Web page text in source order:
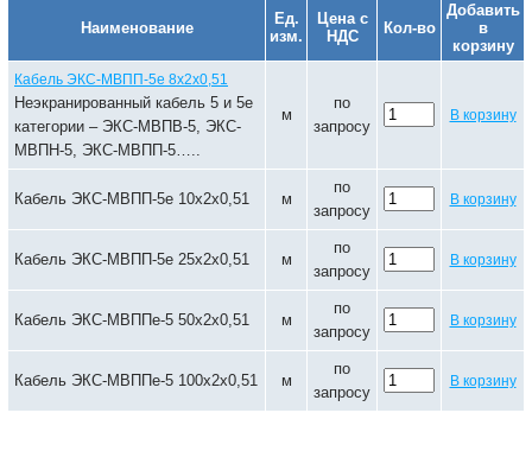
Наименование
Ед.
изм.
Цена с
НДС
Кол-во
Добавить
в
корзину
Кабель ЭКС-МВПП-5е 8х2х0,51
Неэкранированный кабель 5 и 5е
категории – ЭКС-МВПВ-5, ЭКС-
МВПН-5, ЭКС-МВПП-5…..
м
по
запросу
В корзину
Кабель ЭКС-МВПП-5е 10х2х0,51 м
по
запросу
В корзину
Кабель ЭКС-МВПП-5е 25х2х0,51 м
по
запросу
В корзину
Кабель ЭКС-МВППе-5 50х2х0,51 м
по
запросу
В корзину
Кабель ЭКС-МВППе-5 100х2х0,51 м
по
запросу
В корзину